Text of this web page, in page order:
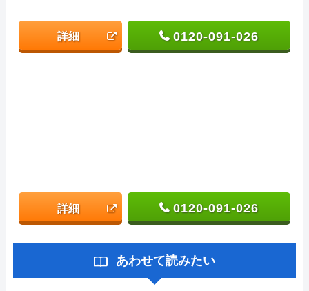
詳細 0120-091-026
詳細 0120-091-026
あわせて読みたい